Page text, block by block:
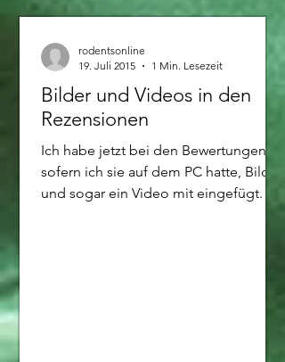
Bilder und Videos in den
Rezensionen
Ich habe jetzt bei den Bewertungen,
sofern ich sie auf dem PC hatte, Bilder
und sogar ein Video mit eingefügt. Ich
rodentsonline
19. Juli 2015
1 Min. Lesezeit